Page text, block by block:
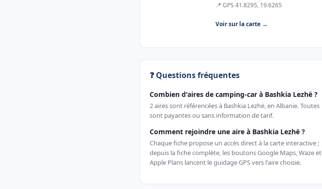
📍 GPS 41.8295, 19.6265
Voir sur la carte →
❓ Questions fréquentes
Combien d'aires de camping-car à Bashkia Lezhë ?
2 aires sont référencées à Bashkia Lezhë, en Albanie. Toutes
sont payantes ou sans information de tarif.
Comment rejoindre une aire à Bashkia Lezhë ?
Chaque fiche propose un accès direct à la carte interactive ;
depuis la fiche complète, les boutons Google Maps, Waze et
Apple Plans lancent le guidage GPS vers l'aire choisie.